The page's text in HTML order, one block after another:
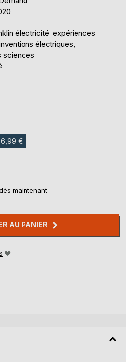
électricité, expériences
électriques,
sciences
6,99 €
maintenant
AU PANIER